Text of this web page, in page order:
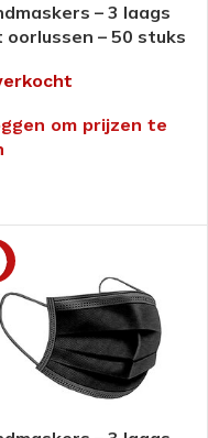
– 3 laags
oorlussen – 50 stuks
om prijzen te